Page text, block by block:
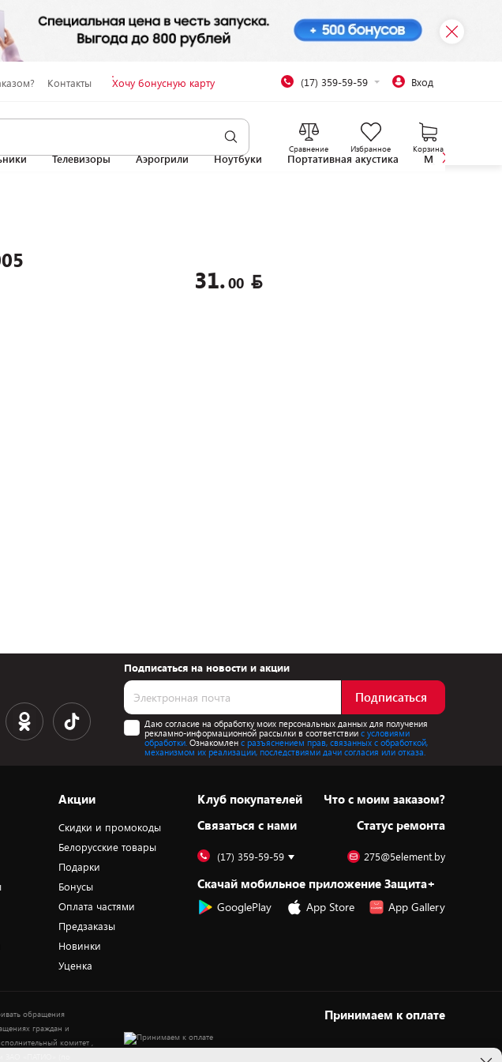
Контакты Хочу бонусную карту (17) 359-59-59 Вход
Сравнение Избранное Корзина
Телевизоры Аэрогрили Ноутбуки Портативная акустика
31.00
Подписаться на новости и акции
Подписаться
Даю согласие на обработку моих персональных данных для получения
рекламно-информационной рассылки в соответствиис условиями
обработки. Ознакомлен с разъяснением прав, связанных с обработкой,
механизмом их реализации, последствиями дачи согласия или отказа.
Акции
Скидки и промокоды
Белорусские товары
Подарки
Бонусы
Оплата частями
Предзаказы
Новинки
Уценка
Клуб покупателей
Cвязаться с нами
Что с моим заказом?
Статус ремонта
(17) 359-59-59 275@5element.by
Скачай мобильное приложение Защита+
GooglePlay App Store App Gallery
обращения
граждан и
комитет ,
Принимаем к оплате